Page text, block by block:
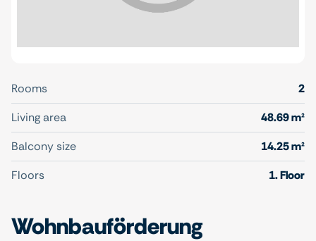
Rooms
2
Living area
48.69 m²
Balcony size
14.25 m²
Floors
1. Floor
Wohnbauförderung